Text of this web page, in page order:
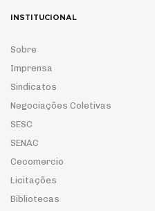
INSTITUCIONAL
Sobre
Imprensa
Sindicatos
Negociações Coletivas
SESC
SENAC
Cecomercio
Licitações
Bibliotecas